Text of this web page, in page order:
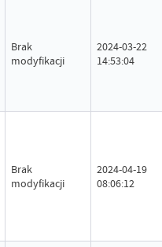
Brak
modyfikacji
2024-03-22
14:53:04
Brak
modyfikacji
2024-04-19
08:06:12